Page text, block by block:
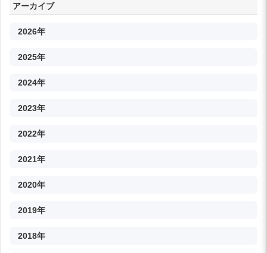
アーカイブ
2026年
2025年
2024年
2023年
2022年
2021年
2020年
2019年
2018年